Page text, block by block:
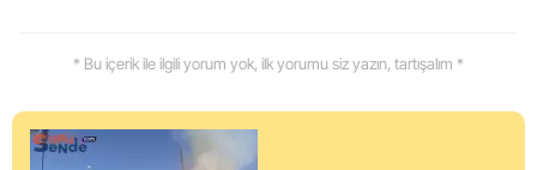
* Bu içerik ile ilgili yorum yok, ilk yorumu siz yazın, tartışalım *